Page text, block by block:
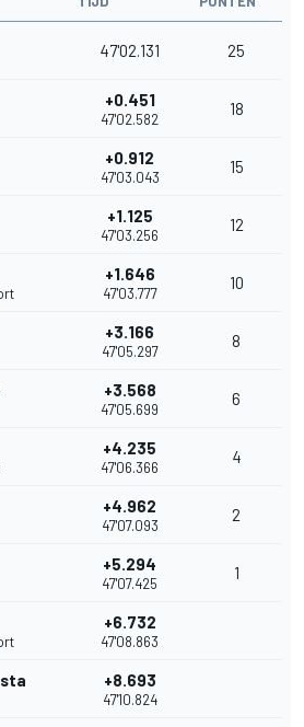
47'02.131 25
+0.451
47'02.582
18
+0.912
47'03.043
15
+1.125
47'03.256
12
+1.646
47'03.777
10
+3.166
47'05.297
8
+3.568
47'05.699
6
+4.235
47'06.366
4
+4.962
47'07.093
2
+5.294
47'07.425
1
+6.732
47'08.863
+8.693
47'10.824